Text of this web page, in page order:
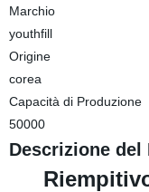
Marchio
youthfill
Origine
corea
Capacità di Produzione
50000
Descrizione del